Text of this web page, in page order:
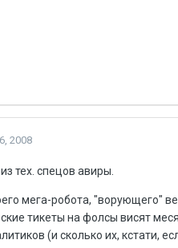
2008
тех. спецов авиры.
мега-робота, "ворующего"
тикеты на фолсы висят
(и сколько их, кстати,